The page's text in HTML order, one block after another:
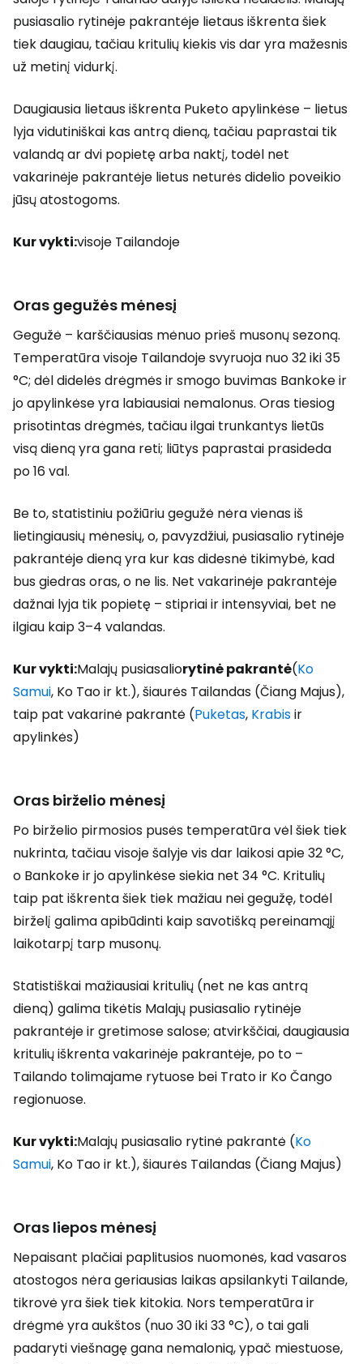
pusiasalio rytinėje pakrantėje lietaus iškrenta šiek
tiek daugiau, tačiau kritulių kiekis vis dar yra mažesnis
už metinį vidurkį.
Daugiausia lietaus iškrenta Puketo apylinkėse – lietus
lyja vidutiniškai kas antrą dieną, tačiau paprastai tik
valandą ar dvi popietę arba naktį, todėl net
vakarinėje pakrantėje lietus neturės didelio poveikio
jūsų atostogoms.
Kur vykti:visoje Tailandoje
Oras gegužės mėnesį
Gegužė – karščiausias mėnuo prieš musonų sezoną.
Temperatūra visoje Tailandoje svyruoja nuo 32 iki 35
°C; dėl didelės drėgmės ir smogo buvimas Bankoke ir
jo apylinkėse yra labiausiai nemalonus. Oras tiesiog
prisotintas drėgmės, tačiau ilgai trunkantys lietūs
visą dieną yra gana reti; liūtys paprastai prasideda
po 16 val.
Be to, statistiniu požiūriu gegužė nėra vienas iš
lietingiausių mėnesių, o, pavyzdžiui, pusiasalio rytinėje
pakrantėje dieną yra kur kas didesnė tikimybė, kad
bus giedras oras, o ne lis. Net vakarinėje pakrantėje
dažnai lyja tik popietę – stipriai ir intensyviai, bet ne
ilgiau kaip 3–4 valandas.
Kur vykti:Malajų pusiasaliorytinė pakrantė(Ko
Samui, Ko Tao ir kt.), šiaurės Tailandas (Čiang Majus),
taip pat vakarinė pakrantė (Puketas, Krabisir
apylinkės)
Oras birželio mėnesį
Po birželio pirmosios pusės temperatūra vėl šiek tiek
nukrinta, tačiau visoje šalyje vis dar laikosi apie 32 °C,
o Bankoke ir jo apylinkėse siekia net 34 °C. Kritulių
taip pat iškrenta šiek tiek mažiau nei gegužę, todėl
birželį galima apibūdinti kaip savotišką pereinamąjį
laikotarpį tarp musonų.
Statistiškai mažiausiai kritulių (net ne kas antrą
dieną) galima tikėtis Malajų pusiasalio rytinėje
pakrantėje ir gretimose salose; atvirkščiai, daugiausia
kritulių iškrenta vakarinėje pakrantėje, po to –
Tailando tolimajame rytuose bei Trato ir Ko Čango
regionuose.
Kur vykti:Malajų pusiasalio rytinė pakrantė (Ko
Samui, Ko Tao ir kt.), šiaurės Tailandas (Čiang Majus)
Oras liepos mėnesį
Nepaisant plačiai paplitusios nuomonės, kad vasaros
atostogos nėra geriausias laikas apsilankyti Tailande,
tikrovė yra šiek tiek kitokia. Nors temperatūra ir
drėgmė yra aukštos (nuo 30 iki 33 °C), o tai gali
padaryti viešnagę gana nemalonią, ypač miestuose,